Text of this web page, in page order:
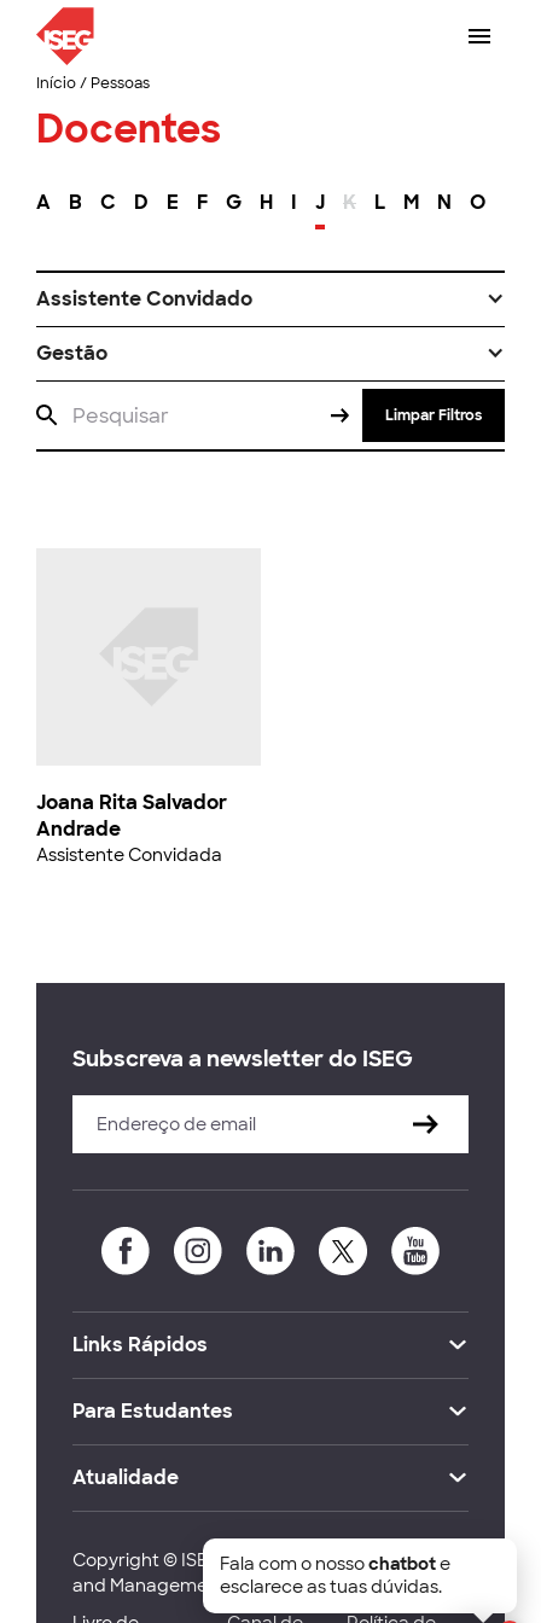
Início/ Pessoas
Docentes
A B C D E F G H I J K L M N O
Assistente Convidado
Gestão
Limpar Filtros
Joana Rita Salvador
Andrade
Assistente Convidada
Subscreva a newsletter do ISEG
Links Rápidos
Para Estudantes
Atualidade
Copyright © ISEG Lisbon School of Economics
and Management 2026
Fala com o nossochatbote
esclarece as tuas dúvidas.